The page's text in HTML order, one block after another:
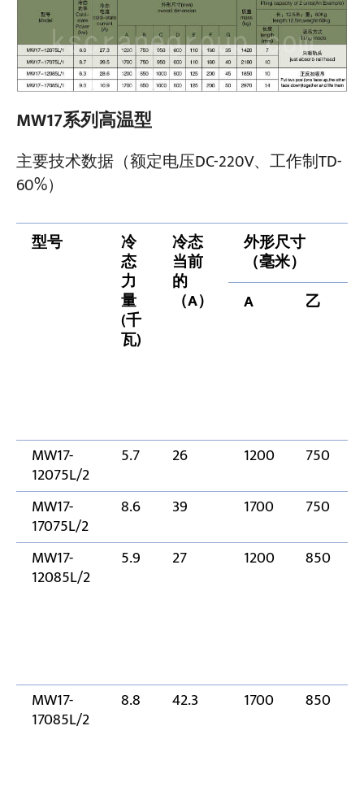
MW17系列高温型
主要技术数据（额定电压DC-220V、工作制TD-
60%）
型号 冷
态
力
量
(千
瓦)
冷态
当前
的
（A）
外形尺寸
（毫米）
A
乙
MW17-
12075L/2
5.7 26 1200 750
MW17-
17075L/2
8.6 39 1700 750
MW17-
12085L/2
5.9 27 1200 850
MW17-
17085L/2
8.8 42.3 1700 850